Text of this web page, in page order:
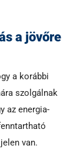
a jövőre
a korábbi
szolgálnak
az energia-
van.